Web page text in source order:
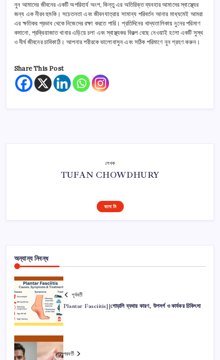
নুন আমাদের জীবনের একটি অপরিহার্য অংশ, কিন্তু এর অতিরিক্ত ব্যবহার আমাদের স্বাস্থ্যের
জন্য এক নীরব হুমকি। সচেতনতা এবং জীবনযাত্রায় সামান্য পরিবর্তন আনার মাধ্যমেই আমরা
এর ক্ষতিকর প্রভাব থেকে নিজেদের রক্ষা করতে পারি। প্রতিদিনের খাদ্যতালিকায় নুনের পরিমাণ
কমানো, প্রক্রিয়াজাত খাবার এড়িয়ে চলা এবং স্বাস্থ্যকর বিকল্প বেছে নেওয়াই হলো একটি সুস্থ
ও দীর্ঘ জীবনের চাবিকাঠি। আপনার শরীরকে ভালোবাসুন এবং সঠিক পরিমাণে নুন গ্রহণ করুন।
Share This Post
লেখক
TUFAN CHOWDHURY
ফলো মি
অন্যান্য নিবন্ধ
পূর্ববর্তী
Plantar Fasciitis||গোড়ালি ব্যথার কারণ, উপসর্গ ও কার্যকর চিকিৎসা
পরবর্তী